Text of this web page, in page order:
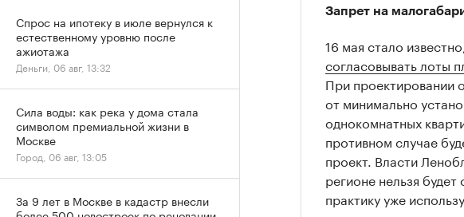
00:00 / 00:00
Запрет на
16 мая стало
согласовывать лоты
При проектировании
от минимально
однокомнатных
противном случае
проект. Власти
регионе нельзя
практику уже
Спрос на ипотеку в июле вернулся к
естественному уровню после
ажиотажа
Деньги, 06 авг, 13:32
Сила воды: как река у дома стала
символом премиальной жизни в
Москве
Город, 06 авг, 13:05
За 9 лет в Москве в кадастр внесли